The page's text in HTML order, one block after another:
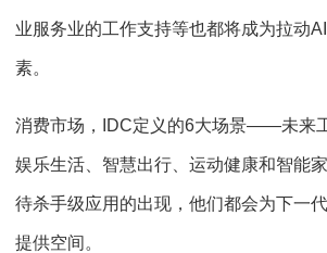
业服务业的工作支持等也都将成为拉动
素。
消费市场，IDC定义的6大场景——未来
娱乐生活、智慧出行、运动健康和智能
待杀手级应用的出现，他们都会为下一
提供空间。